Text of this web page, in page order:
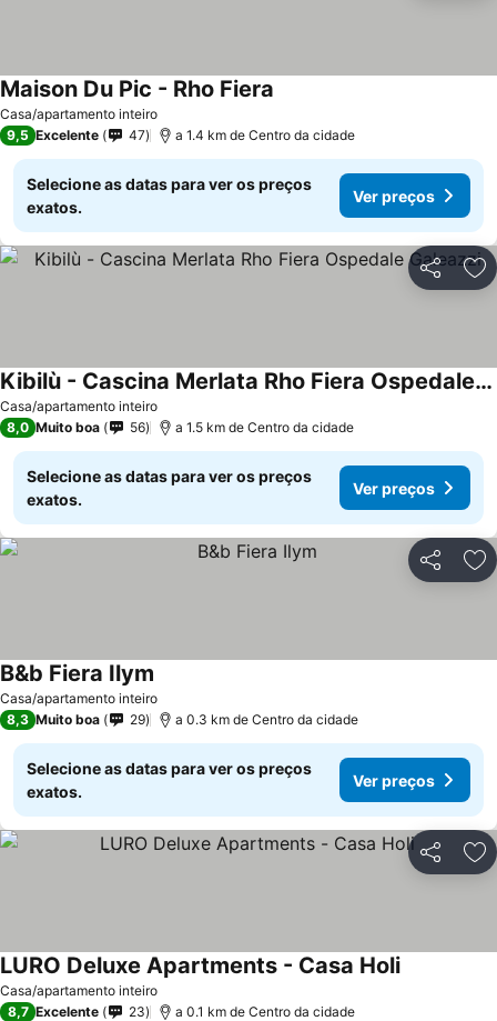
Casa/apartamento inteiro
Maison Du Pic - Rho Fiera
9,5 Excelente 47 a 1.4 km de Centro da cidade
Selecione as datas para ver os preços
exatos.
Ver preços
Partilhar
Casa/apartamento inteiro
Kibilù - Cascina Merlata Rho Fiera Ospedale Galeazzi
8,0 Muito boa 56 a 1.5 km de Centro da cidade
Selecione as datas para ver os preços
exatos.
Ver preços
Partilhar
Casa/apartamento inteiro
B&b Fiera Ilym
8,3 Muito boa 29 a 0.3 km de Centro da cidade
Selecione as datas para ver os preços
exatos.
Ver preços
Partilhar
Casa/apartamento inteiro
LURO Deluxe Apartments - Casa Holi
8,7 Excelente 23 a 0.1 km de Centro da cidade